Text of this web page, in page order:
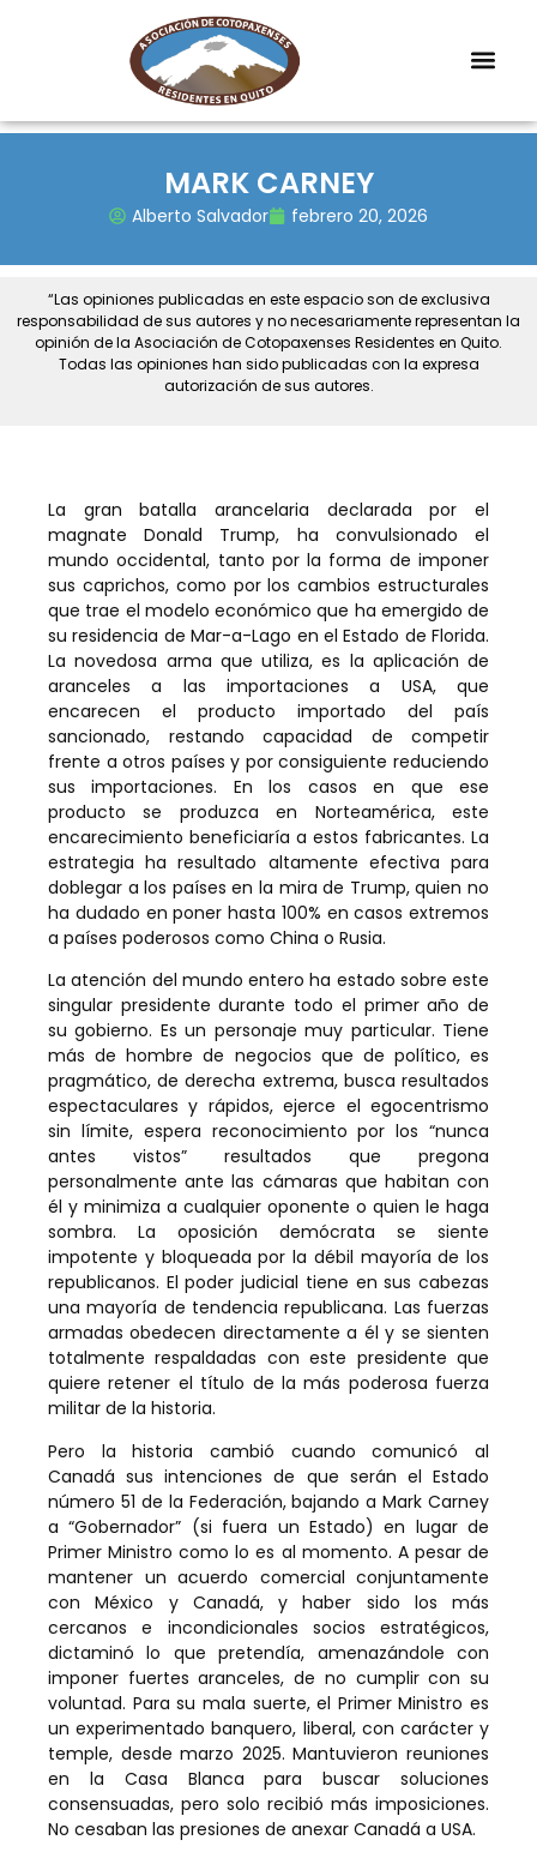
MARK CARNEY
Alberto Salvador febrero 20, 2026
“Las opiniones publicadas en este espacio son de exclusiva
responsabilidad de sus autores y no necesariamente representan la
opinión de la Asociación de Cotopaxenses Residentes en Quito.
Todas las opiniones han sido publicadas con la expresa
autorización de sus autores.
La gran batalla arancelaria declarada por el
magnate Donald Trump, ha convulsionado el
mundo occidental, tanto por la forma de imponer
sus caprichos, como por los cambios estructurales
que trae el modelo económico que ha emergido de
su residencia de Mar-a-Lago en el Estado de Florida.
La novedosa arma que utiliza, es la aplicación de
aranceles a las importaciones a USA, que
encarecen el producto importado del país
sancionado, restando capacidad de competir
frente a otros países y por consiguiente reduciendo
sus importaciones. En los casos en que ese
producto se produzca en Norteamérica, este
encarecimiento beneficiaría a estos fabricantes. La
estrategia ha resultado altamente efectiva para
doblegar a los países en la mira de Trump, quien no
ha dudado en poner hasta 100% en casos extremos
a países poderosos como China o Rusia.
La atención del mundo entero ha estado sobre este
singular presidente durante todo el primer año de
su gobierno. Es un personaje muy particular. Tiene
más de hombre de negocios que de político, es
pragmático, de derecha extrema, busca resultados
espectaculares y rápidos, ejerce el egocentrismo
sin límite, espera reconocimiento por los “nunca
antes vistos” resultados que pregona
personalmente ante las cámaras que habitan con
él y minimiza a cualquier oponente o quien le haga
sombra. La oposición demócrata se siente
impotente y bloqueada por la débil mayoría de los
republicanos. El poder judicial tiene en sus cabezas
una mayoría de tendencia republicana. Las fuerzas
armadas obedecen directamente a él y se sienten
totalmente respaldadas con este presidente que
quiere retener el título de la más poderosa fuerza
militar de la historia.
Pero la historia cambió cuando comunicó al
Canadá sus intenciones de que serán el Estado
número 51 de la Federación, bajando a Mark Carney
a “Gobernador” (si fuera un Estado) en lugar de
Primer Ministro como lo es al momento. A pesar de
mantener un acuerdo comercial conjuntamente
con México y Canadá, y haber sido los más
cercanos e incondicionales socios estratégicos,
dictaminó lo que pretendía, amenazándole con
imponer fuertes aranceles, de no cumplir con su
voluntad. Para su mala suerte, el Primer Ministro es
un experimentado banquero, liberal, con carácter y
temple, desde marzo 2025. Mantuvieron reuniones
en la Casa Blanca para buscar soluciones
consensuadas, pero solo recibió más imposiciones.
No cesaban las presiones de anexar Canadá a USA.